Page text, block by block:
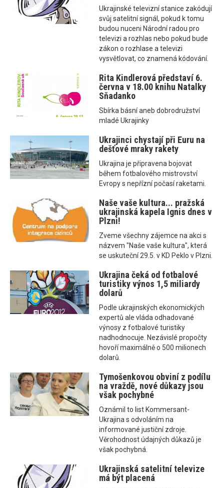
Ukrajinské televizní stanice zakódují
svůj satelitní signál, pokud k tomu
budou nuceni Národní radou pro
televizi a rozhlas nebo pokud bude
zákon o rozhlase a televizi
vysvětlovat, co znamená kódování.
Rita Kindlerová představí 6.
června v 18.00 knihu Natalky
Sňadanko
Sbírka básní aneb dobrodružství
mladé Ukrajinky
Ukrajinci chystají při Euru na
dešťové mraky rakety
Ukrajina je připravena bojovat
během fotbalového mistrovství
Evropy s nepřízní počasí raketami.
Naše vaše kultura... pražská
ukrajinská kapela Ignis dnes v
Plzni!
Zveme všechny zájemce na akci s
názvem "Naše vaše kultura", která
se uskuteční 29.5. v KD Peklo v Plzni.
Ukrajina čeká od fotbalové
turistiky výnos 1,5 miliardy
dolarů
Podle ukrajinských ekonomických
expertů ale vláda odhadované
výnosy z fotbalové turistiky
nadhodnocuje. Nezávislé propočty
hovoří maximálně o 500 milionech
dolarů.
Tymošenkovou obviní z podílu
na vraždě, nové důkazy jsou
však pochybné
Oznámil to list Kommersant-
Ukrajina s odvoláním na
informované justiční zdroje.
Věrohodnost údajných důkazů je
však pochybná.
Ukrajinská satelitní televize
má být placená